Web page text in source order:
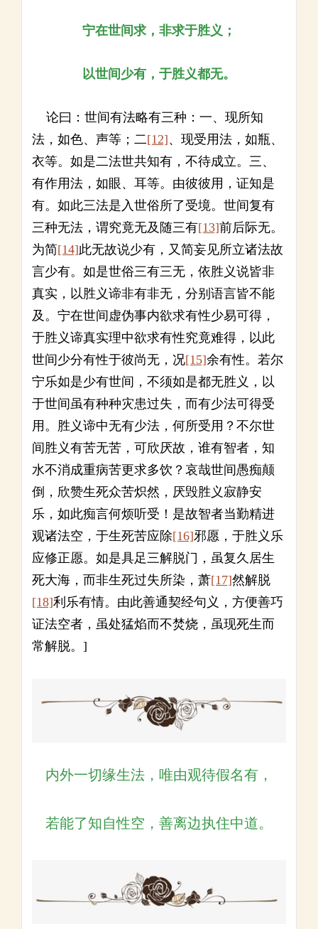
宁在世间求，非求于胜义；
以世间少有，于胜义都无。
论曰：世间有法略有三种：一、现所知
法，如色、声等；二[12]、现受用法，如瓶、
衣等。如是二法世共知有，不待成立。三、
有作用法，如眼、耳等。由彼彼用，证知是
有。如此三法是入世俗所了受境。世间复有
三种无法，谓究竟无及随三有[13]前后际无。
为简[14]此无故说少有，又简妄见所立诸法故
言少有。如是世俗三有三无，依胜义说皆非
真实，以胜义谛非有非无，分别语言皆不能
及。宁在世间虚伪事内欲求有性少易可得，
于胜义谛真实理中欲求有性究竟难得，以此
世间少分有性于彼尚无，况[15]余有性。若尔
宁乐如是少有世间，不须如是都无胜义，以
于世间虽有种种灾患过失，而有少法可得受
用。胜义谛中无有少法，何所受用？不尔世
间胜义有苦无苦，可欣厌故，谁有智者，知
水不消成重病苦更求多饮？哀哉世间愚痴颠
倒，欣赞生死众苦炽然，厌毁胜义寂静安
乐，如此痴言何烦听受！是故智者当勤精进
观诸法空，于生死苦应除[16]邪愿，于胜义乐
应修正愿。如是具足三解脱门，虽复久居生
死大海，而非生死过失所染，萧[17]然解脱
[18]利乐有情。由此善通契经句义，方便善巧
证法空者，虽处猛焰而不焚烧，虽现死生而
常解脱。]
内外一切缘生法，唯由观待假名有，
若能了知自性空，善离边执住中道。